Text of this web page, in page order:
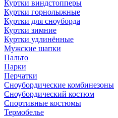
Куртки виндстопперы
Куртки горнолыжные
Куртки для сноуборда
Куртки зимние
Куртки удлинённые
Мужские шапки
Пальто
Парки
Перчатки
Сноубордические комбинезоны
Сноубордический костюм
Спортивные костюмы
Термобелье